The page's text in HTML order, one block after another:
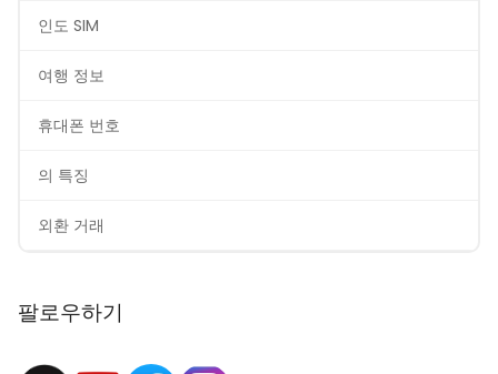
인도 SIM
여행 정보
휴대폰 번호
의 특징
외환 거래
팔로우하기